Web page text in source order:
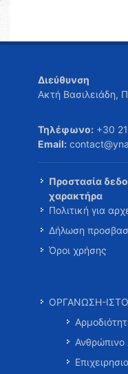
Διεύθυνση
Ακτή Βασιλειάδη,
Τηλέφωνο: +30
Email:
Προστασία
χαρακτήρα
Πολιτική για
Δήλωση
Όροι χρήσης
ΟΡΓΑΝΩΣΗ-
Ανθρώπινο